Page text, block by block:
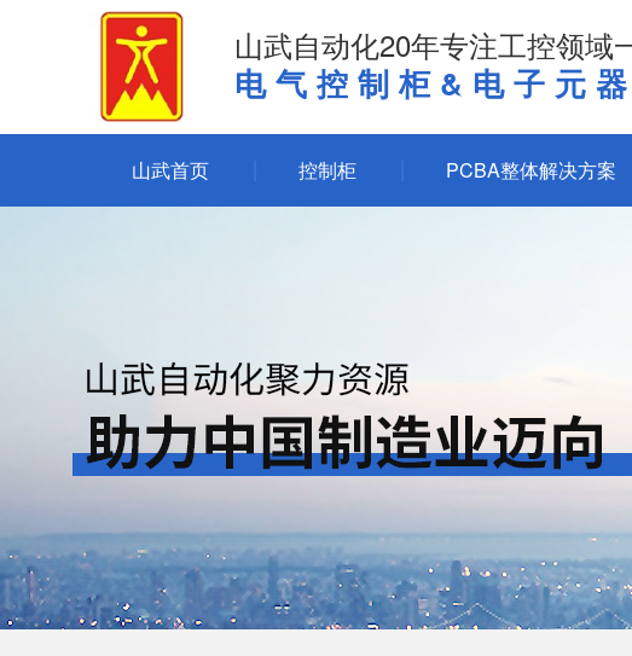
山武自动化20年专注工控领域
电气控制柜&电子元
山武首页 控制柜 PCBA整体解决方案